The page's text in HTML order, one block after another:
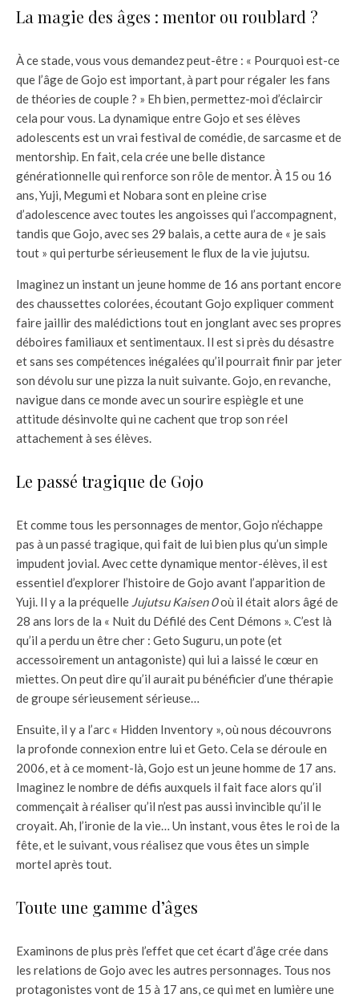
La magie des âges : mentor ou roublard ?
À ce stade, vous vous demandez peut-être : « Pourquoi est-ce
que l’âge de Gojo est important, à part pour régaler les fans
de théories de couple ? » Eh bien, permettez-moi d’éclaircir
cela pour vous. La dynamique entre Gojo et ses élèves
adolescents est un vrai festival de comédie, de sarcasme et de
mentorship. En fait, cela crée une belle distance
générationnelle qui renforce son rôle de mentor. À 15 ou 16
ans, Yuji, Megumi et Nobara sont en pleine crise
d’adolescence avec toutes les angoisses qui l’accompagnent,
tandis que Gojo, avec ses 29 balais, a cette aura de « je sais
tout » qui perturbe sérieusement le flux de la vie jujutsu.
Imaginez un instant un jeune homme de 16 ans portant encore
des chaussettes colorées, écoutant Gojo expliquer comment
faire jaillir des malédictions tout en jonglant avec ses propres
déboires familiaux et sentimentaux. Il est si près du désastre
et sans ses compétences inégalées qu’il pourrait finir par jeter
son dévolu sur une pizza la nuit suivante. Gojo, en revanche,
navigue dans ce monde avec un sourire espiègle et une
attitude désinvolte qui ne cachent que trop son réel
attachement à ses élèves.
Le passé tragique de Gojo
Et comme tous les personnages de mentor, Gojo n’échappe
pas à un passé tragique, qui fait de lui bien plus qu’un simple
impudent jovial. Avec cette dynamique mentor-élèves, il est
essentiel d’explorer l’histoire de Gojo avant l’apparition de
Yuji. Il y a la préquelle Jujutsu Kaisen 0où il était alors âgé de
28 ans lors de la « Nuit du Défilé des Cent Démons ». C’est là
qu’il a perdu un être cher : Geto Suguru, un pote (et
accessoirement un antagoniste) qui lui a laissé le cœur en
miettes. On peut dire qu’il aurait pu bénéficier d’une thérapie
de groupe sérieusement sérieuse…
Ensuite, il y a l’arc « Hidden Inventory », où nous découvrons
la profonde connexion entre lui et Geto. Cela se déroule en
2006, et à ce moment-là, Gojo est un jeune homme de 17 ans.
Imaginez le nombre de défis auxquels il fait face alors qu’il
commençait à réaliser qu’il n’est pas aussi invincible qu’il le
croyait. Ah, l’ironie de la vie… Un instant, vous êtes le roi de la
fête, et le suivant, vous réalisez que vous êtes un simple
mortel après tout.
Toute une gamme d’âges
Examinons de plus près l’effet que cet écart d’âge crée dans
les relations de Gojo avec les autres personnages. Tous nos
protagonistes vont de 15 à 17 ans, ce qui met en lumière une